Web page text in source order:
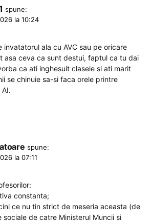
spune:
la 10:24
invatatorul ala cu AVC sau pe oricare
asa ceva ca sunt destui, faptul ca tu dai
ca ati inghesuit clasele si ati marit
se chinuie sa-si faca orele printre
spune:
la 07:11
constanta;
ce nu tin strict de meseria aceasta (de
sociale de catre Ministerul Muncii si